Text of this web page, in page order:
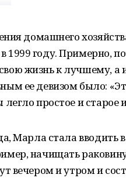
домашнего
году. Примерно,
жизнь к лучшему, а
ее девизом было:
простое и старое
Марла стала вводить
начищать
вечером и утром и